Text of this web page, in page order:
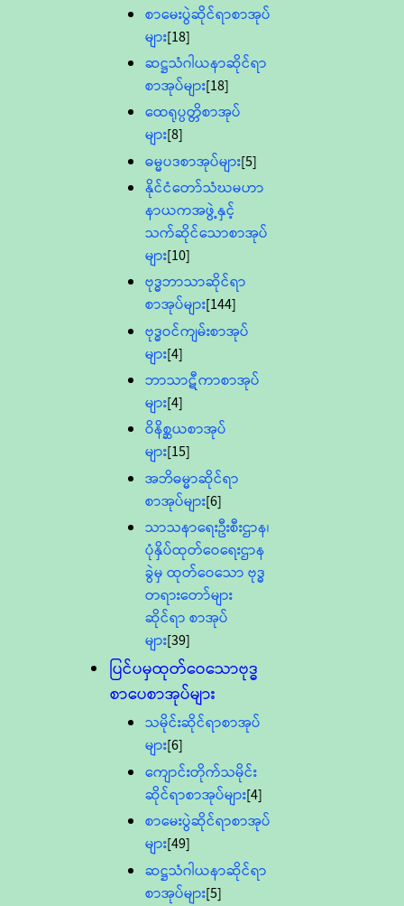
စာမေးပွဲဆိုင်ရာစာအုပ်
များ[18]
ဆဋ္ဌသံဂါယနာဆိုင်ရာ
စာအုပ်များ[18]
ထေရုပ္ပတ္တိစာအုပ်
များ[8]
ဓမ္မပဒစာအုပ်များ[5]
နိုင်ငံတော်သံဃမဟာ
နာယကအဖွဲ့နှင့်
သက်ဆိုင်သောစာအုပ်
များ[10]
ဗုဒ္ဓဘာသာဆိုင်ရာ
စာအုပ်များ[144]
ဗုဒ္ဓဝင်ကျမ်းစာအုပ်
များ[4]
ဘာသာဋီကာစာအုပ်
များ[4]
ဝိနိစ္ဆယစာအုပ်
များ[15]
အဘိဓမ္မာဆိုင်ရာ
စာအုပ်များ[6]
သာသနာရေးဦးစီးဌာန၊
ပုံနှိပ်ထုတ်ဝေရေးဌာန
ခွဲမှ ထုတ်ဝေသော ဗုဒ္ဓ
တရားတော်များ
ဆိုင်ရာ စာအုပ်
များ[39]
ပြင်ပမှထုတ်ဝေသောဗုဒ္ဓ
စာပေစာအုပ်များ
သမိုင်းဆိုင်ရာစာအုပ်
များ[6]
ကျောင်းတိုက်သမိုင်း
ဆိုင်ရာစာအုပ်များ[4]
စာမေးပွဲဆိုင်ရာစာအုပ်
များ[49]
ဆဋ္ဌသံဂါယနာဆိုင်ရာ
စာအုပ်များ[5]